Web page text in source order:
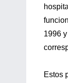
1996
Estos